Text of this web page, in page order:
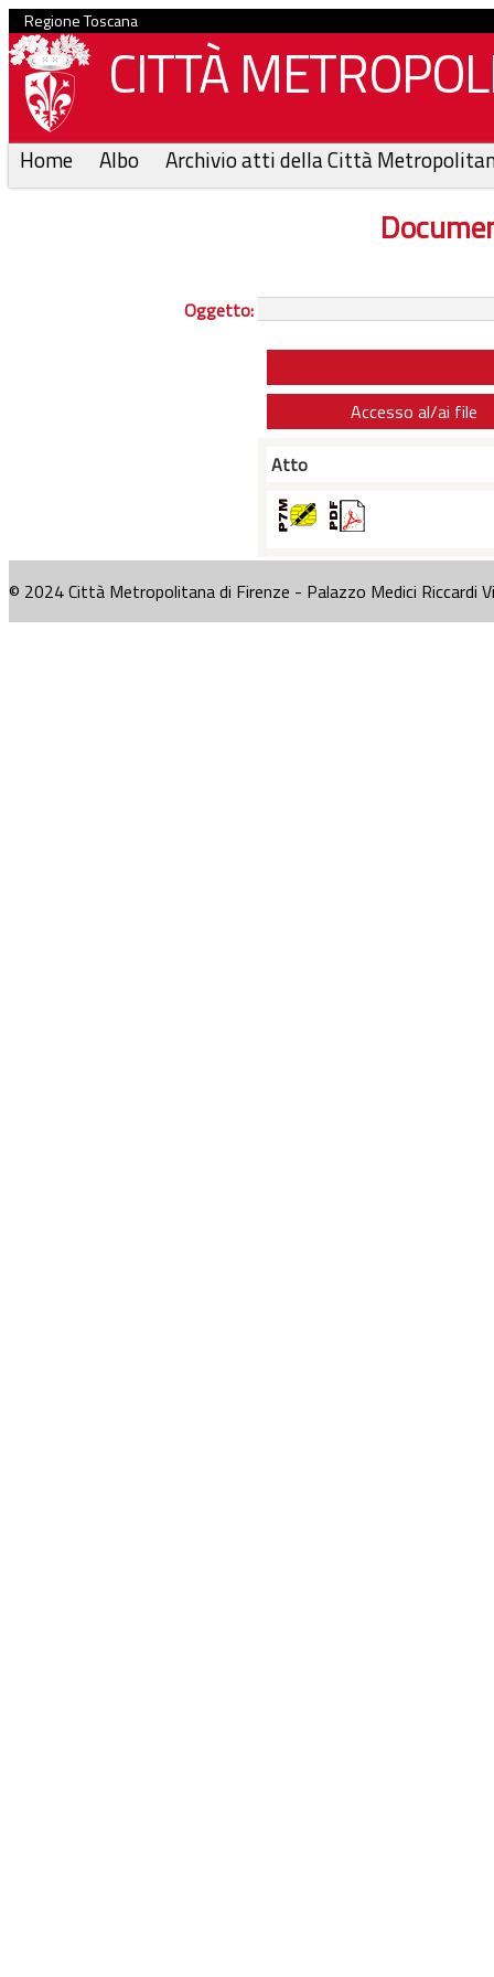
Regione Toscana
CITTÀ
Home Albo Archivio atti della Città
Oggetto:
Accesso al/ai file
Atto
© 2024 Città Metropolitana di Firenze - Palazzo Medici Riccardi